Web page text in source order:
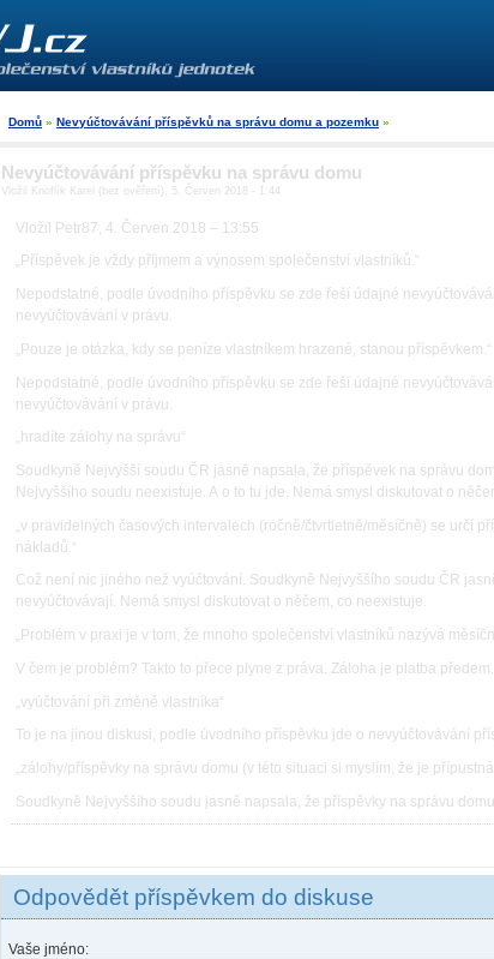
Domů » Nevyúčtovávání příspěvků na správu domu a pozemku »
Nevyúčtovávání příspěvku na správu domu
Vložil Knoflík Karel (bez ověření), 5. Červen 2018 - 1:44
Vložil Petr87, 4. Červen 2018 – 13:55
„Příspěvek je vždy příjmem a výnosem společenství vlastníků.“
Nepodstatné, podle úvodního příspěvku se zde řeší údajné
nevyúčtovávání v právu.
„Pouze je otázka, kdy se peníze vlastníkem hrazené, stanou příspěvkem.“
Nepodstatné, podle úvodního příspěvku se zde řeší údajné
nevyúčtovávání v právu.
„hradíte zálohy na správu“
Soudkyně Nejvyšší soudu ČR jasně napsala, že příspěvek na správu
Nejvyššího soudu neexistuje. A o to tu jde. Nemá smysl diskutovat o
„v pravidelných časových intervalech (ročně/čtvrtlet­ně/měsíčně) se určí
nákladů.“
Což není nic jiného než vyúčtování. Soudkyně Nejvyššího soudu ČR
nevyúčtovávají. Nemá smysl diskutovat o něčem, co neexistuje.
„Problém v praxi je v tom, že mnoho společenství vlastníků nazývá
V čem je problém? Takto to přece plyne z práva. Záloha je platba předem.
„vyúčtování při změně vlastníka“
To je na jinou diskusi, podle úvodního příspěvku jde o nevyúčtovávání
„zálohy/příspěvky na správu domu (v této situaci si myslím, že je
Soudkyně Nejvyššího soudu jasně napsala, že příspěvky na správu
Odpovědět příspěvkem do diskuse
Vaše jméno: